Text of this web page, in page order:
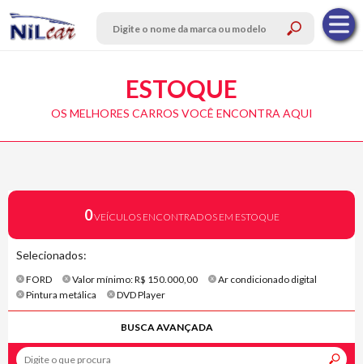
ESTOQUE
OS MELHORES CARROS VOCÊ ENCONTRA AQUI
0VEÍCULOS ENCONTRADOS EM ESTOQUE
Selecionados:
FORD Valor mínimo: R$ 150.000,00
Ar condicionado digital
Pintura metálica
DVD Player
BUSCA AVANÇADA